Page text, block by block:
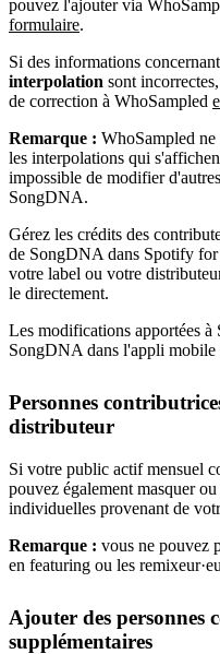
pouvez l'ajouter via
formulaire.
Si des informations concernant
interpolation sont
de correction à WhoSampled
Remarque : WhoSampled ne
les interpolations qui
impossible de modifier
SongDNA.
Gérez les crédits des
de SongDNA dans Spotify
votre label ou votre
le directement.
Les modifications apportées
SongDNA dans l'appli mobile
Personnes
distributeur
Si votre public actif mensuel
pouvez également masquer
individuelles provenant de
Remarque : vous ne pouvez
en featuring ou les
Ajouter des personnes
supplémentaires